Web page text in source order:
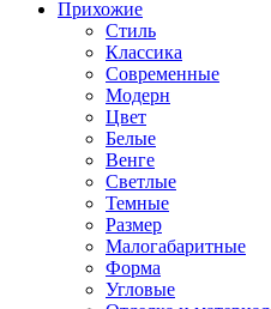
Прихожие
Стиль
Классика
Современные
Модерн
Цвет
Белые
Венге
Светлые
Темные
Размер
Малогабаритные
Форма
Угловые